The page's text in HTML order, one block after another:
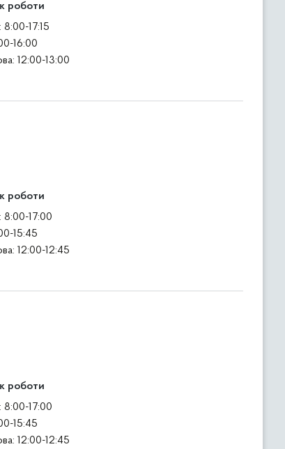
роботи
8:00-17:15
16:00
12:00-13:00
роботи
8:00-17:00
15:45
12:00-12:45
роботи
8:00-17:00
15:45
12:00-12:45